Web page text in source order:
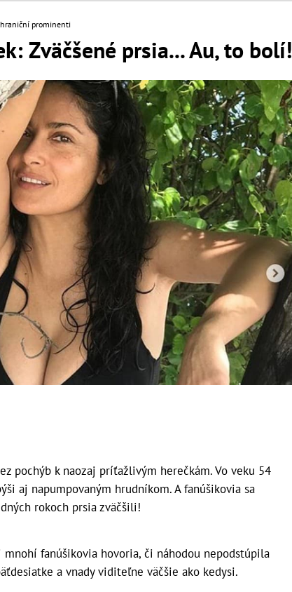
prominenti
Zväčšené prsia... Au, to bolí!
pochýb k naozaj príťažlivým herečkám. Vo veku 54
aj napumpovaným hrudníkom. A fanúšikovia sa
rokoch prsia zväčšili!
mnohí fanúšikovia hovoria, či náhodou nepodstúpila
a vnady viditeľne väčšie ako kedysi.